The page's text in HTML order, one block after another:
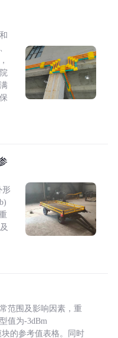
形
范围及影响因素，重
值为-3dBm
的参考值表格。同时